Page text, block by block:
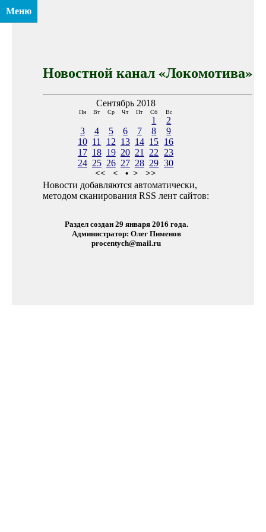
Меню
Новостной канал «Локомотива»
Сентябрь 2018
Пн Вт Ср Чт Пт Сб Вс
1
2
3
4 5 6 7 8
9
10 11 12 13 14 15 16
17 18 19 20 21 22
23
24 25 26 27 28 29 30
<< < • > >>
Новости добавляются автоматически,
методом сканирования RSS лент сайтов:
Раздел создан 29 января 2016 года.
Администратор: Олег Пименов
procentych@mail.ru